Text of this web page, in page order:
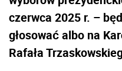
czerwca 2025 r. –
głosować albo na
Rafała